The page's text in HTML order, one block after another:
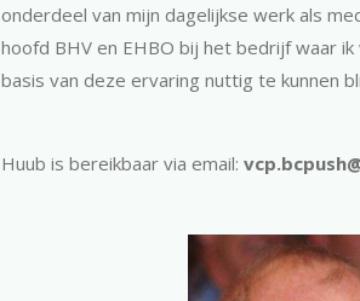
onderdeel van mijn dagelijkse werk als
hoofd BHV en EHBO bij het bedrijf waar
basis van deze ervaring nuttig te kunnen
Huub is bereikbaar via email: